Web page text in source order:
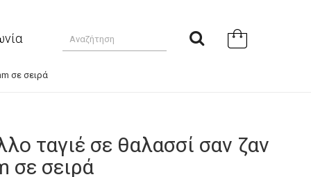
σε σειρά
ταγιέ σε θαλασσί σαν ζαν
σε σειρά